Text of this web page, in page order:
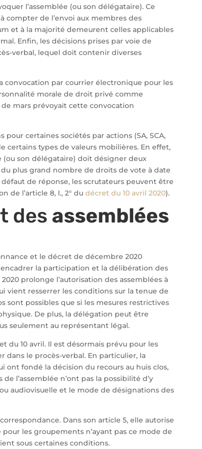
l’assemblée (ou son délégataire). Ce
compter de l’envoi aux membres des
et à la majorité demeurent celles applicables
Enfin, les décisions prises par voie de
verbal, lequel doit contenir diverses
convocation par courrier électronique pour les
morale de droit privé comme
de mars prévoyait cette convocation
certaines sociétés par actions (SA, SCA,
certains types de valeurs mobilières. En effet,
(ou son délégataire) doit désigner deux
plus grand nombre de droits de vote à date
de réponse, les scrutateurs peuvent être
de l’article 8, I., 2° du décret du 10 avril 2020).
des assemblées
et le décret de décembre 2020
la participation et la délibération des
prolonge l’autorisation des assemblées à
vient resserrer les conditions sur la tenue de
sont possibles que si les mesures restrictives
De plus, la délégation peut être
seulement au représentant légal.
du 10 avril. Il est désormais prévu pour les
le procès-verbal. En particulier, la
fondé la décision du recours au huis clos,
l’assemblée n’ont pas la possibilité d’y
audiovisuelle et le mode de désignations des
Dans son article 5, elle autorise
les groupements n’ayant pas ce mode de
sous certaines conditions.